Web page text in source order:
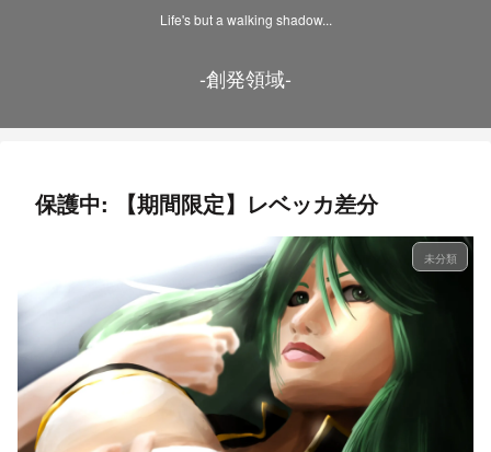
Life's but a walking shadow...
-創発領域-
保護中: 【期間限定】レベッカ差分
未分類